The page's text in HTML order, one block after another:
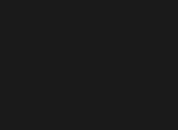
Consiglio
entwickelte sich
- Die Dichter (1889-
fängt